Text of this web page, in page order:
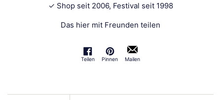
✓ Shop seit 2006, Festival seit 1998
Das hier mit Freunden teilen
Teilen
Pinnen
Mailen